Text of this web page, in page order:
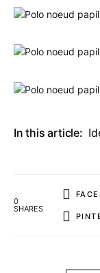
In this article:
0
SHARES